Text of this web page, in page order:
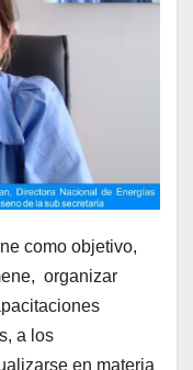
como objetivo,
organizar
a los
en materia